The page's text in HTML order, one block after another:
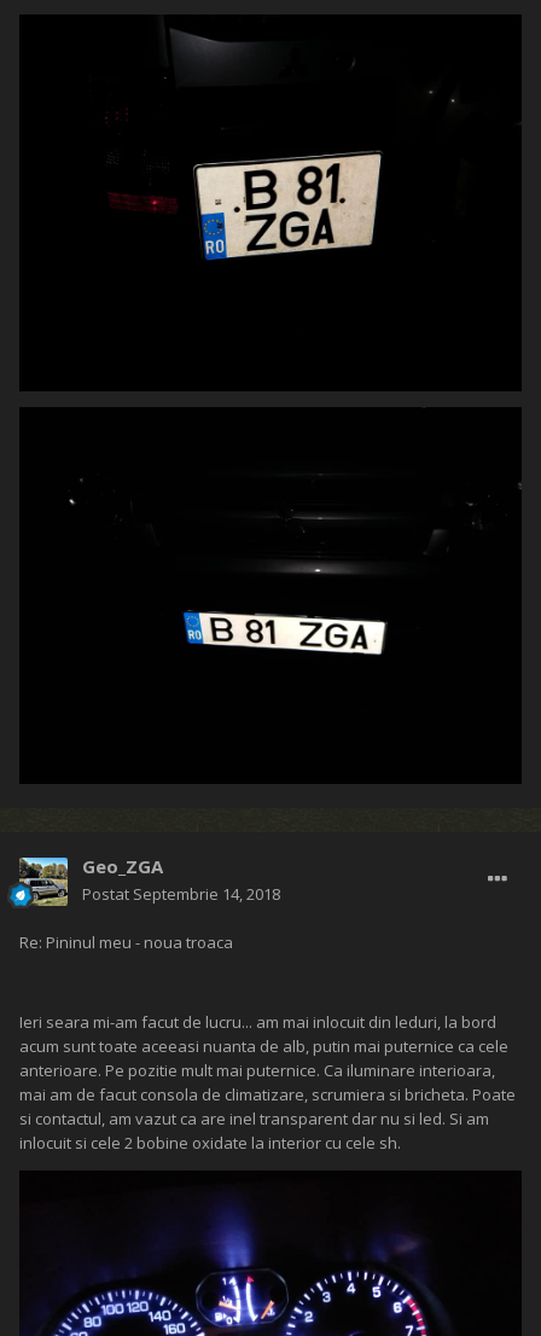
Geo_ZGA
Postat Septembrie 14, 2018
Re: Pininul meu - noua troaca
Ieri seara mi-am facut de lucru... am mai inlocuit din leduri, la bord
acum sunt toate aceeasi nuanta de alb, putin mai puternice ca cele
anterioare. Pe pozitie mult mai puternice. Ca iluminare interioara,
mai am de facut consola de climatizare, scrumiera si bricheta. Poate
si contactul, am vazut ca are inel transparent dar nu si led. Si am
inlocuit si cele 2 bobine oxidate la interior cu cele sh.